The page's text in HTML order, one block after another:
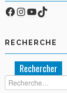
Facebook
Compte Instagram
YouTube
TikTok
RECHERCHE
Rechercher :